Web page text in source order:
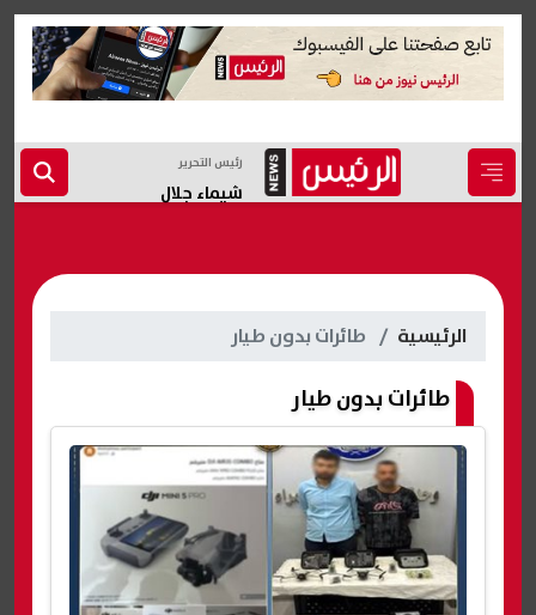
رئيس التحرير
شيماء جلال
الرئيسية طائرات بدون طيار
طائرات بدون طيار